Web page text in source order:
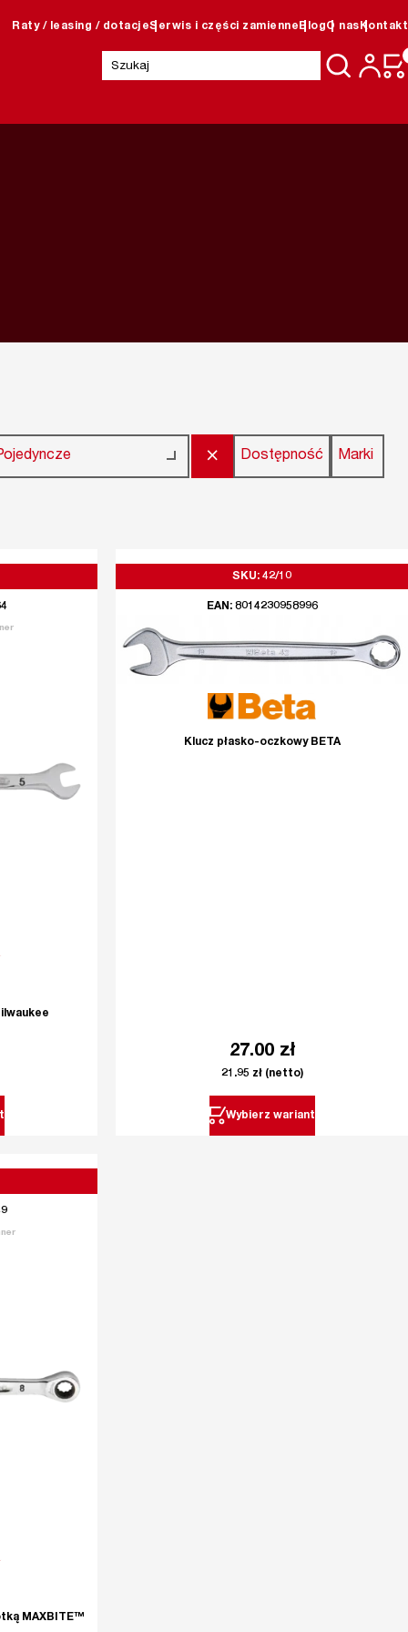
Raty / leasing / dotacjeSerwis i części zamienne BlogO nas Kontakt
Szukaj:
× Dostępność Marki
SKU: 42/10
EAN: 8014230958996
Klucz płasko-oczkowy BETA
27.00 zł
21.95 zł(netto)
Wybierz wariant
MAXBITE™